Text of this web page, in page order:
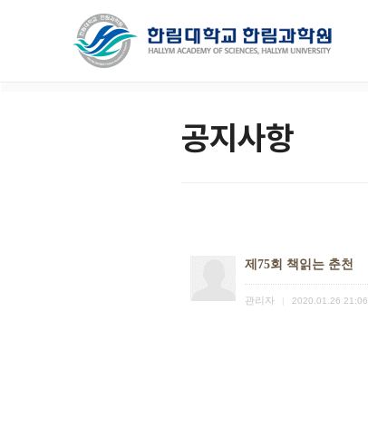
공지사항
제75회 책읽는 춘천
관리자 2020.01.26 21:06